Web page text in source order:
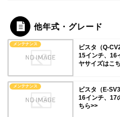
他年式・グレード
メンテナンス
ビスタ（Q-
15インチ、16
ヤサイズはこ
メンテナンス
ビスタ（E-
16インチ、17
ちら>>